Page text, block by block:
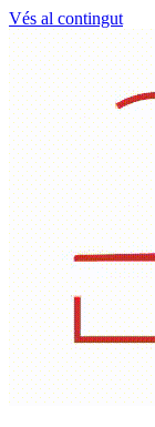
Vés al contingut